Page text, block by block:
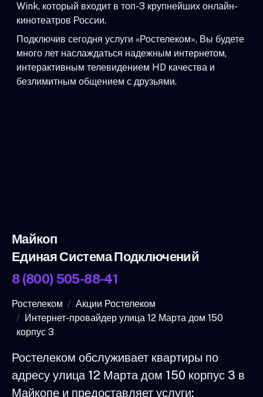
Wink, который входит в топ-3 крупнейших онлайн-
кинотеатров России.
Подключив сегодня услуги «Ростелеком», Вы будете
много лет наслаждаться надежным интернетом,
интерактивным телевидением HD качества и
безлимитным общением с друзьями.
Майкоп
Единая Система Подключений
8 (800) 505-88-41
Ростелеком
Акции Ростелеком
Интернет-провайдер улица 12 Марта дом 150
корпус 3
Ростелеком обслуживает квартиры по
адресу улица 12 Марта дом 150 корпус 3 в
Майкопе и предоставляет услуги: